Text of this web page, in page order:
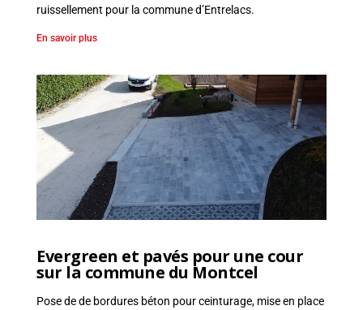
ruissellement pour la commune d’Entrelacs.
En savoir plus
Evergreen et pavés pour une cour
sur la commune du Montcel
Pose de de bordures béton pour ceinturage, mise en place